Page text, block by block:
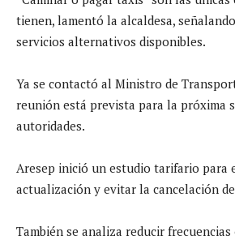
tienen, lamentó la alcaldesa,
servicios alternativos disponibles.
Ya se contactó al Ministro de
reunión está prevista para la próxima
autoridades.
Aresep inició un estudio tarifario para
actualización y evitar la cancelación
También se analiza reducir